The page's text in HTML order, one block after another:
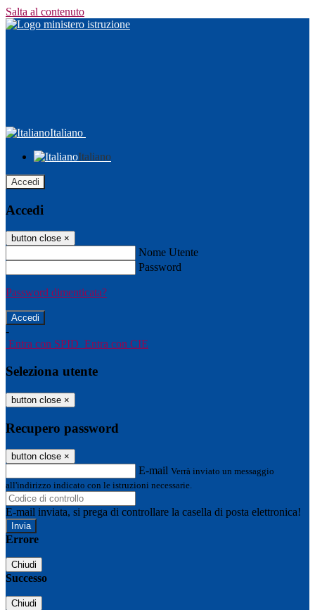
Salta al contenuto
Italiano
Italiano
Accedi
Accedi
button close ×
Nome Utente
Password
Password dimenticata?
-
Entra con SPID Entra con CIE
Seleziona utente
button close ×
Recupero password
button close ×
E-mail Verrà inviato un messaggio
all'indirizzo indicato con le istruzioni necessarie.
E-mail inviata, si prega di controllare la casella di posta elettronica!
Errore
Chiudi
Successo
Chiudi